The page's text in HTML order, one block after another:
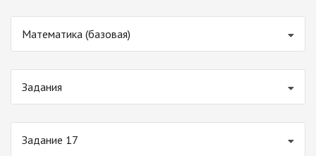
Математика (базовая)
Задания
Задание 17